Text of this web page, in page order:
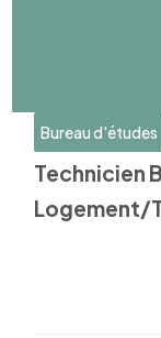
Bureau d'études
Technicien
Logement/